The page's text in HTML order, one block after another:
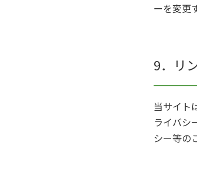
ーを変更
9．リ
当サイト
ライバシ
シー等の